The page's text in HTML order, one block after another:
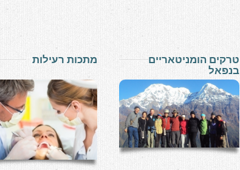
טרקים הומניטאריים
בנפאל
מתכות רעילות